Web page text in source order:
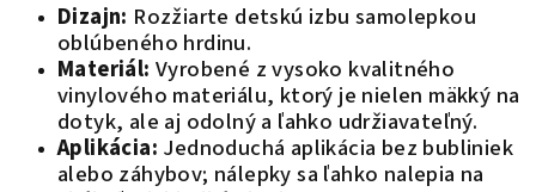
Dizajn: Rozžiarte detskú izbu samolepkou
oblúbeného hrdinu.
Materiál: Vyrobené z vysoko kvalitného
vinylového materiálu, ktorý je nielen mäkký na
dotyk, ale aj odolný a ľahko udržiavateľný.
Aplikácia: Jednoduchá aplikácia bez bubliniek
alebo záhybov; nálepky sa ľahko nalepia na